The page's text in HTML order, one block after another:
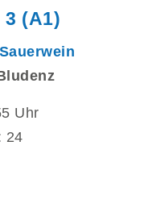
(A1)
Uhr
24